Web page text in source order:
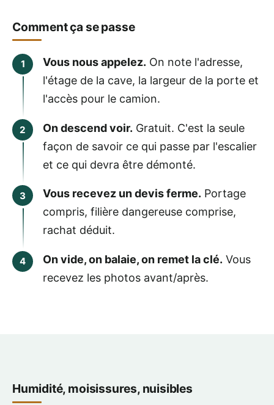
Comment ça se passe
Vous nous appelez. On note l'adresse,
l'étage de la cave, la largeur de la porte et
l'accès pour le camion.
On descend voir. Gratuit. C'est la seule
façon de savoir ce qui passe par l'escalier
et ce qui devra être démonté.
Vous recevez un devis ferme. Portage
compris, filière dangereuse comprise,
rachat déduit.
On vide, on balaie, on remet la clé. Vous
recevez les photos avant/après.
Humidité, moisissures, nuisibles